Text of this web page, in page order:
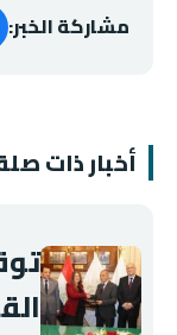
مشاركة الخبر:
أخبار ذات